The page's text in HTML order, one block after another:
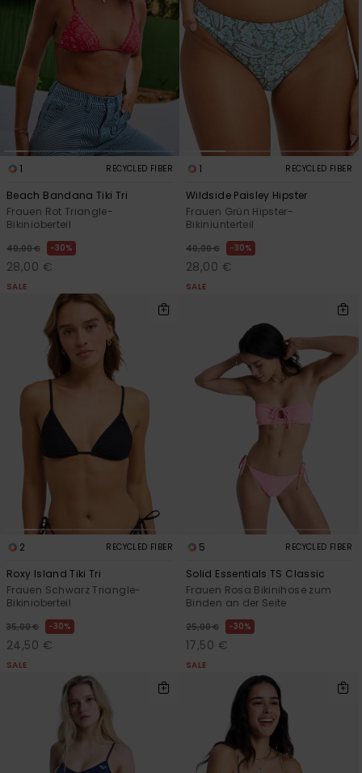
1 RECYCLED FIBER
Beach Bandana Tiki Tri
Frauen Rot Triangle-
Bikinioberteil
40,00 € 30%
28,00 €
SALE
1 RECYCLED FIBER
Wildside Paisley Hipster
Frauen Grün Hipster-
Bikiniunterteil
40,00 € 30%
28,00 €
SALE
2 RECYCLED FIBER
Roxy Island Tiki Tri
Frauen Schwarz Triangle-
Bikinioberteil
35,00 € 30%
24,50 €
SALE
5 RECYCLED FIBER
Solid Essentials TS Classic
Frauen Rosa Bikinihose zum
Binden an der Seite
25,00 € 30%
17,50 €
SALE